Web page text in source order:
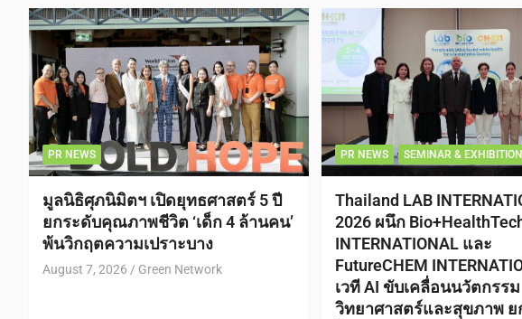
PR NEWS
มูลนิธิศุภนิมิตฯ เปิดยุทธศาสตร์ 5 ปี
ยกระดับคุณภาพชีวิต ‘เด็ก 4 ล้านคน’
พ้นวิกฤตความเปราะบาง
August 7, 2026 Green Network
PR NEWS SEMINAR &
Thailand LAB
2026 ผนึก
INTERNATIONAL และ
FutureCHEM
เวที AI ขับเคลื่อนนวัตกรรม
วิทยาศาสตร์และสุขภาพ ย